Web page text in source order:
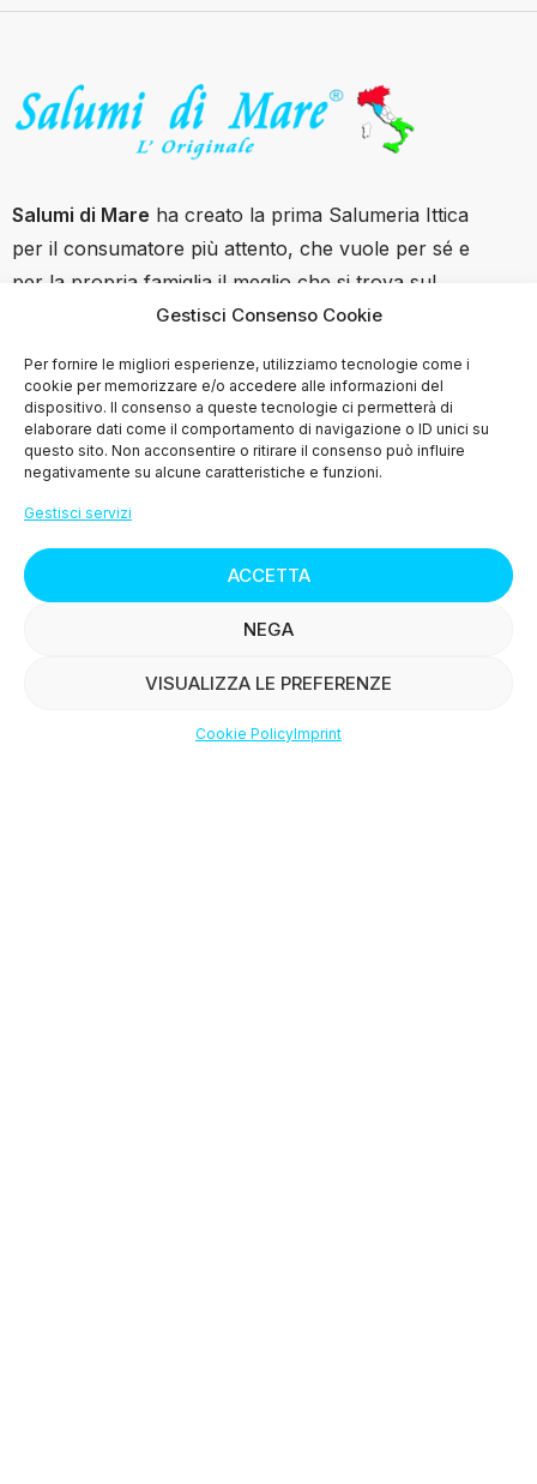
Gestisci Consenso Cookie
Per fornire le migliori esperienze, utilizziamo tecnologie come i
cookie per memorizzare e/o accedere alle informazioni del
dispositivo. Il consenso a queste tecnologie ci permetterà di
elaborare dati come il comportamento di navigazione o ID unici su
questo sito. Non acconsentire o ritirare il consenso può influire
negativamente su alcune caratteristiche e funzioni.
Gestisci servizi
ACCETTA
NEGA
VISUALIZZA LE PREFERENZE
Cookie PolicyImprint
Salumi di Mare ha creato la prima Salumeria Ittica
per il consumatore più attento, che vuole per sé e
per la propria famiglia il meglio che si trova sul
mercato con garanzie di tracciabilità e filiera
Contatti
Via Terrarossa Fonda 102A, Borgo a Buggiano 51011
+39 351 7446037
Condizioni di Vendita Wishlist